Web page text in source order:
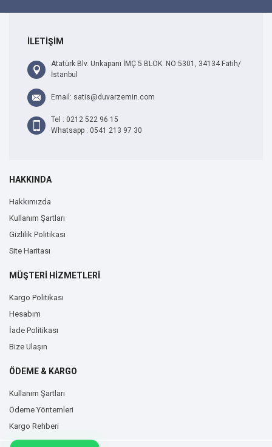
İLETİŞİM
Atatürk Blv. Unkapanı İMÇ 5 BLOK. NO:5301, 34134 Fatih/
İstanbul
Email: satis@duvarzemin.com
Tel : 0212 522 96 15
Whatsapp : 0541 213 97 30
HAKKINDA
Hakkımızda
Kullanım Şartları
Gizlilik Politikası
Site Haritası
MÜŞTERİ HİZMETLERİ
Kargo Politikası
Hesabım
İade Politikası
Bize Ulaşın
ÖDEME & KARGO
Kullanım Şartları
Ödeme Yöntemleri
Kargo Rehberi